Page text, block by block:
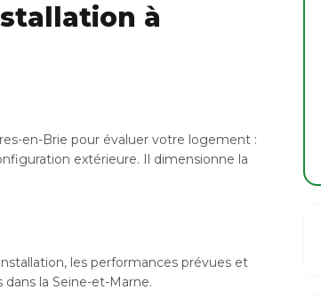
à
en-Brie pour évaluer votre logement :
extérieure. Il dimensionne la
les performances prévues et
la Seine-et-Marne.